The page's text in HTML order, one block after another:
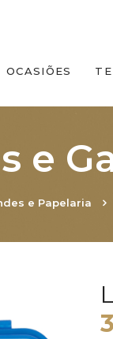
OCASIÕES
e
e Papelaria